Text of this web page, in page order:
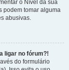
o Nível da sua
podem tomar alguma
abusivas.
ligar no fórum?!
do formulário